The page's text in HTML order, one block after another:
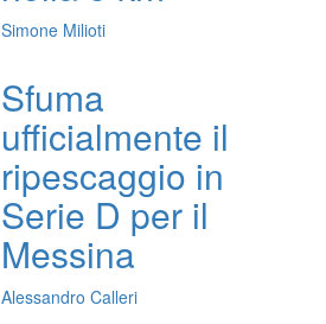
Simone Milioti
Sfuma
ufficialmente il
ripescaggio in
Serie D per il
Messina
Alessandro Calleri